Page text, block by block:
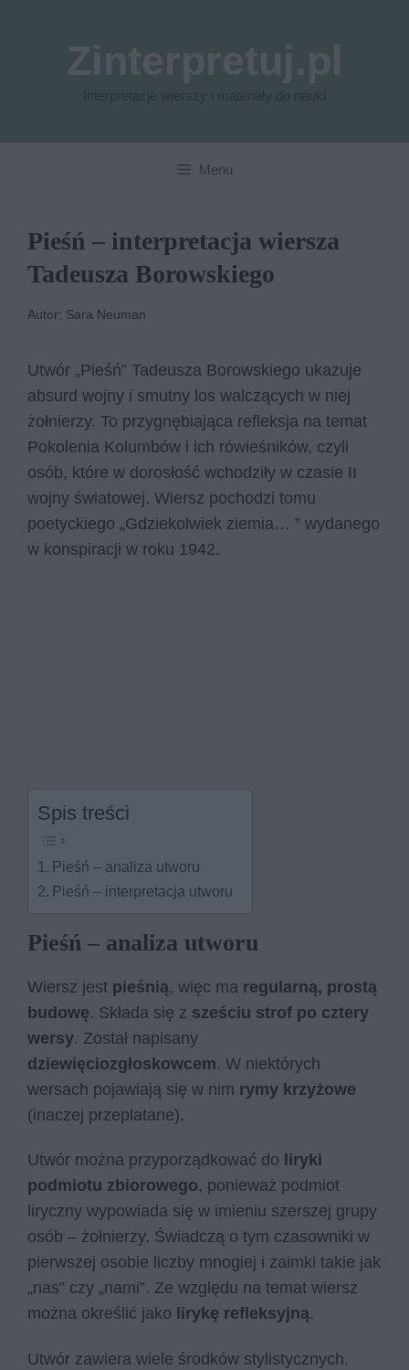
Menu
Pieśń – interpretacja wiersza
Tadeusza Borowskiego
Autor: Sara Neuman
Utwór „Pieśń” Tadeusza Borowskiego ukazuje
absurd wojny i smutny los walczących w niej
żołnierzy. To przygnębiająca refleksja na temat
Pokolenia Kolumbów i ich rówieśników, czyli
osób, które w dorosłość wchodziły w czasie II
wojny światowej. Wiersz pochodzi tomu
poetyckiego „Gdziekolwiek ziemia… ” wydanego
w konspiracji w roku 1942.
Spis treści
Pieśń – analiza utworu
Pieśń – interpretacja utworu
Pieśń – analiza utworu
Wiersz jest pieśnią, więc ma regularną, prostą
budowę. Składa się z sześciu strof po cztery
wersy. Został napisany
dziewięciozgłoskowcem. W niektórych
wersach pojawiają się w nim rymy krzyżowe
(inaczej przeplatane).
Utwór można przyporządkować do liryki
podmiotu zbiorowego, ponieważ podmiot
liryczny wypowiada się w imieniu szerszej grupy
osób – żołnierzy. Świadczą o tym czasowniki w
pierwszej osobie liczby mnogiej i zaimki takie jak
„nas” czy „nami”. Ze względu na temat wiersz
można określić jako lirykę refleksyjną.
Utwór zawiera wiele środków stylistycznych.